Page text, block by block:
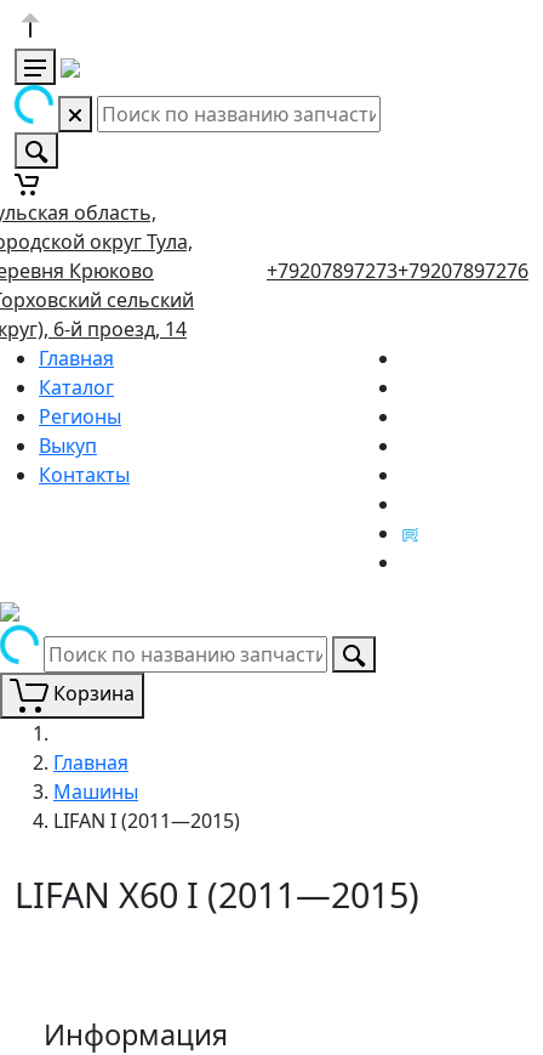
область,
округ Тула,
Крюково
сельский
6-й проезд, 14
+79207897273+79207897276
Главная
Каталог
Регионы
Выкуп
Контакты
Корзина
Главная
Машины
LIFAN I (2011—2015)
LIFAN X60 I (2011—2015)
Информация